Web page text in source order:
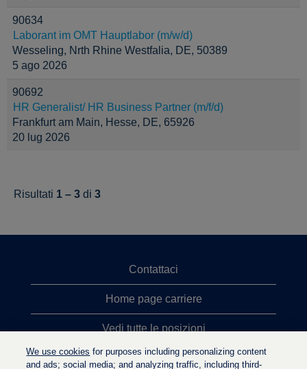
90634
Laborant im OMT Hauptlabor (m/w/d)
Wesseling, Nrth Rhine Westfalia, DE, 50389
5 ago 2026
90692
HR Generalist/ HR Business Partner (m/f/d)
Frankfurt am Main, Hesse, DE, 65926
20 lug 2026
Risultati 1 – 3 di 3
Contattaci
Home page carriere
Vedi tutte le posizioni
Ricerche top
We use cookies for purposes including personalizing content
and ads; social media; and analyzing traffic, including third-